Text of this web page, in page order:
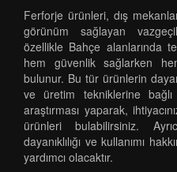
Ferforje ürünleri, dış
görünüm sağlayan
özellikle Bahçe alanlarında
hem güvenlik sağlarken
bulunur. Bu tür ürünlerin
ve üretim tekniklerine
araştırması yaparak,
ürünleri bulabilirsiniz.
dayanıklılığı ve kullanımı
yardımcı olacaktır.